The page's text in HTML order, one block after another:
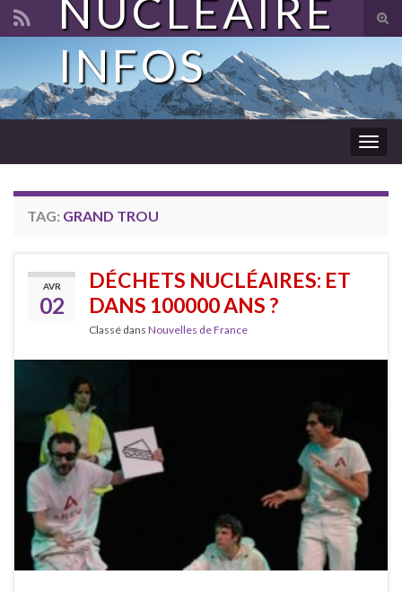
Search for:
NUCLÉAIRE
INFOS
TAG: GRAND TROU
AVR
02
DÉCHETS NUCLÉAIRES: ET
DANS 100000 ANS ?
Classé dans Nouvelles de France